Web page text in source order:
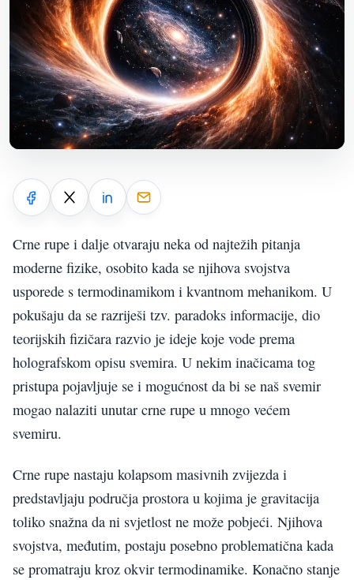
Crne rupe i dalje otvaraju neka od najtežih pitanja
moderne fizike, osobito kada se njihova svojstva
usporede s termodinamikom i kvantnom mehanikom. U
pokušaju da se razriješi tzv. paradoks informacije, dio
teorijskih fizičara razvio je ideje koje vode prema
holografskom opisu svemira. U nekim inačicama tog
pristupa pojavljuje se i mogućnost da bi se naš svemir
mogao nalaziti unutar crne rupe u mnogo većem
svemiru.
Crne rupe nastaju kolapsom masivnih zvijezda i
predstavljaju područja prostora u kojima je gravitacija
toliko snažna da ni svjetlost ne može pobjeći. Njihova
svojstva, međutim, postaju posebno problematična kada
se promatraju kroz okvir termodinamike. Konačno stanje